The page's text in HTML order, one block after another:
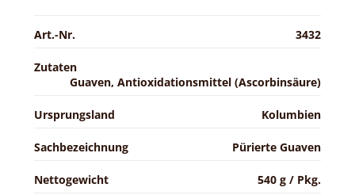
Art.-Nr. 3432
Zutaten
Guaven, Antioxidationsmittel (Ascorbinsäure)
Ursprungsland Kolumbien
Sachbezeichnung Pürierte Guaven
Nettogewicht 540 g / Pkg.